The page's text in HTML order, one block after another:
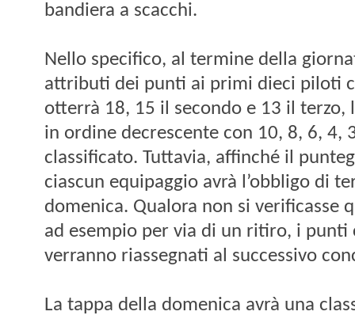
bandiera a scacchi.
Nello specifico, al termine della
attributi dei punti ai primi dieci piloti
otterrà 18, 15 il secondo e 13 il terzo,
in ordine decrescente con 10, 8, 6, 4,
classificato. Tuttavia, affinché il
ciascun equipaggio avrà l’obbligo di
domenica. Qualora non si verificasse
ad esempio per via di un ritiro, i punti
verranno riassegnati al successivo
La tappa della domenica avrà una